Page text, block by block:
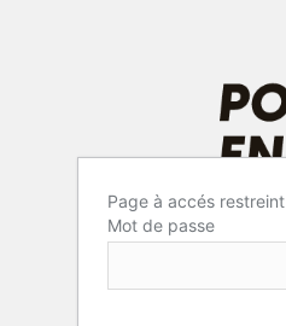
Page à accés restreint
Mot de passe